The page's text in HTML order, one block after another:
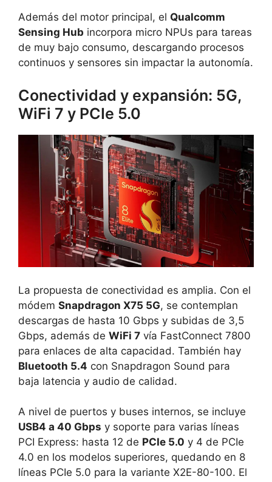
Además del motor principal, el Qualcomm
Sensing Hub incorpora micro NPUs para tareas
de muy bajo consumo, descargando procesos
continuos y sensores sin impactar la autonomía.
Conectividad y expansión: 5G,
WiFi 7 y PCIe 5.0
La propuesta de conectividad es amplia. Con el
módem Snapdragon X75 5G, se contemplan
descargas de hasta 10 Gbps y subidas de 3,5
Gbps, además de WiFi 7 vía FastConnect 7800
para enlaces de alta capacidad. También hay
Bluetooth 5.4 con Snapdragon Sound para
baja latencia y audio de calidad.
A nivel de puertos y buses internos, se incluye
USB4 a 40 Gbps y soporte para varias líneas
PCI Express: hasta 12 de PCIe 5.0 y 4 de PCIe
4.0 en los modelos superiores, quedando en 8
líneas PCIe 5.0 para la variante X2E-80-100. El